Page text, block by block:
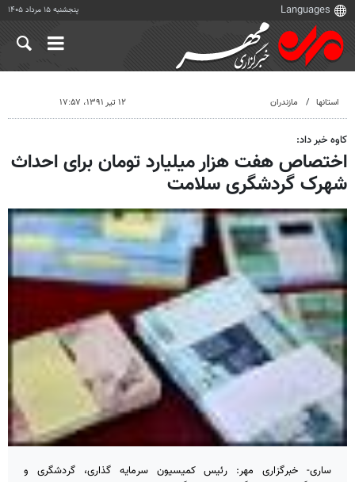
پنجشنبه ۱۵ مرداد ۱۴۰۵
استانها مازندران ۱۲ تیر ۱۳۹۱، ۱۷:۵۷
کاوه خبر داد:
اختصاص هفت هزار میلیارد تومان برای احداث
شهرک گردشگری سلامت
ساری- خبرگزاری مهر: رئیس کمیسیون سرمایه‌ گذاری، گردشگری و